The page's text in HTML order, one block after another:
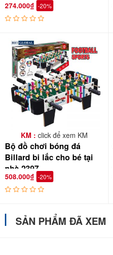
274.000₫ -20%
KM : click để xem KM
Bộ đồ chơi bóng đá
Billard bi lắc cho bé tại
nhà 2397
508.000₫ -20%
SẢN PHẨM ĐÃ XEM